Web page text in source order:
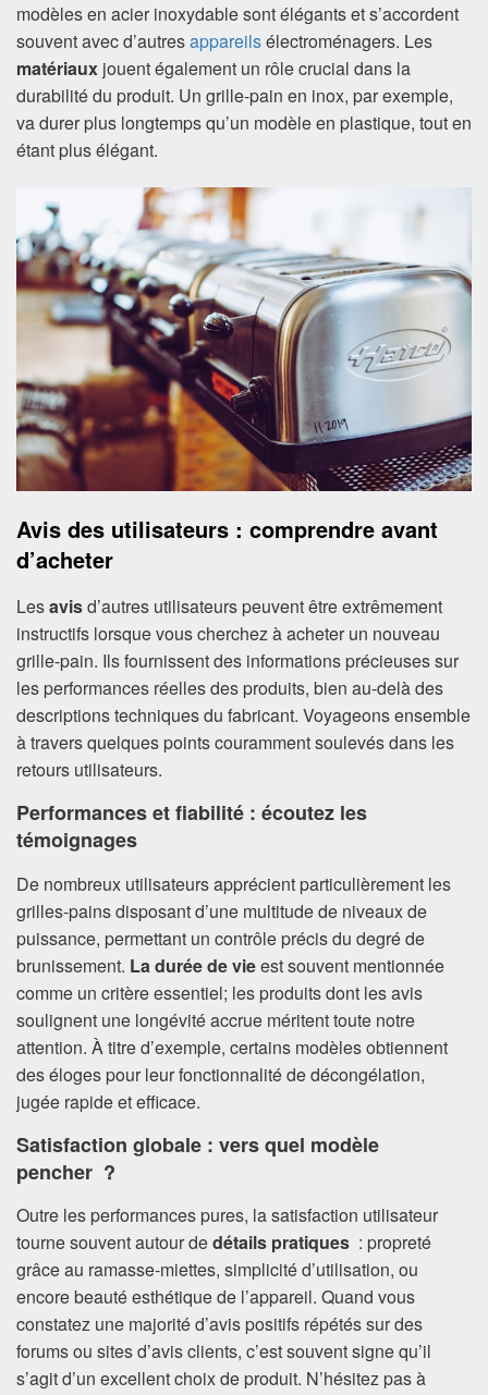
modèles en acier inoxydable sont élégants et s’accordent
souvent avec d’autresappareilsélectroménagers. Les
matériaux jouent également un rôle crucial dans la
durabilité du produit. Un grille-pain en inox, par exemple,
va durer plus longtemps qu’un modèle en plastique, tout en
étant plus élégant.
Avis des utilisateurs : comprendre avant
d’acheter
Lesavisd’autres utilisateurs peuvent être extrêmement
instructifs lorsque vous cherchez à acheter un nouveau
grille-pain. Ils fournissent des informations précieuses sur
les performances réelles des produits, bien au-delà des
descriptions techniques du fabricant. Voyageons ensemble
à travers quelques points couramment soulevés dans les
retours utilisateurs.
Performances et fiabilité : écoutez les
témoignages
De nombreux utilisateurs apprécient particulièrement les
grilles-pains disposant d’une multitude de niveaux de
puissance, permettant un contrôle précis du degré de
brunissement. La durée de vieest souvent mentionnée
comme un critère essentiel; les produits dont les avis
soulignent une longévité accrue méritent toute notre
attention. À titre d’exemple, certains modèles obtiennent
des éloges pour leur fonctionnalité de décongélation,
jugée rapide et efficace.
Satisfaction globale : vers quel modèle
pencher ?
Outre les performances pures, la satisfaction utilisateur
tourne souvent autour dedétails pratiques : propreté
grâce au ramasse-miettes, simplicité d’utilisation, ou
encore beauté esthétique de l’appareil. Quand vous
constatez une majorité d’avis positifs répétés sur des
forums ou sites d’avis clients, c’est souvent signe qu’il
s’agit d’un excellent choix de produit. N’hésitez pas à